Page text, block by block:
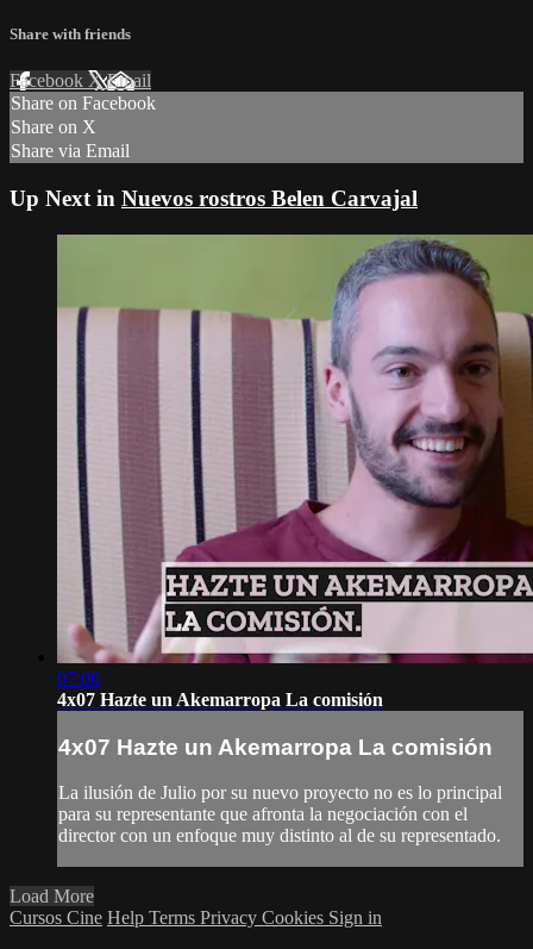
Share with friends
Facebook XEmail
Share on Facebook
Share on X
Share via Email
Up Next in Nuevos rostros Belen Carvajal
07:06
4x07 Hazte un Akemarropa La comisión
4x07 Hazte un Akemarropa La comisión
La ilusión de Julio por su nuevo proyecto no es lo principal
para su representante que afronta la negociación con el
director con un enfoque muy distinto al de su representado.
Load More
Cursos Cine Help Terms Privacy Cookies Sign in